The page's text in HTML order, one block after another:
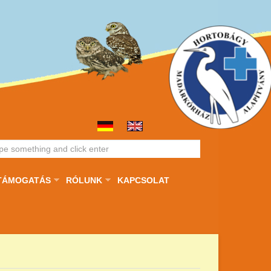
RÓLUNK KAPCSOLAT